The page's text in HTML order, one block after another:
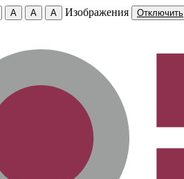
A A A Изображения Отключить